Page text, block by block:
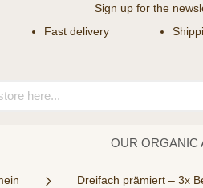
Sign up for the
Fast delivery
OUR ORGANIC
Dreifach prämiert – 3x